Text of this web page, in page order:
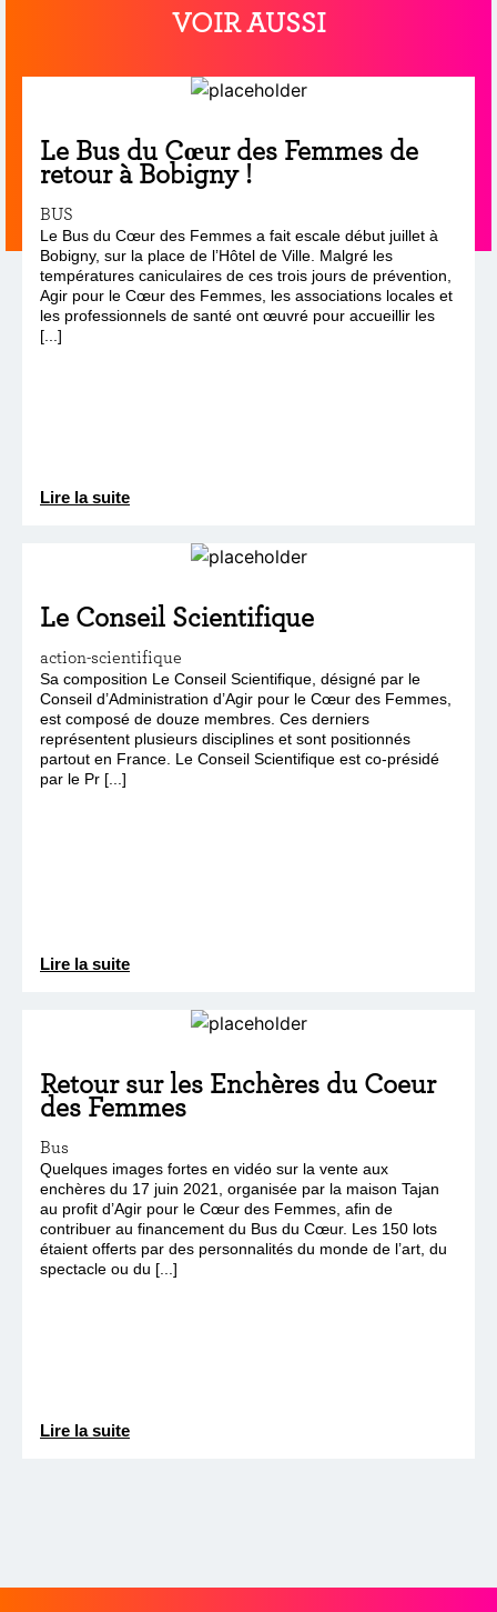
VOIR AUSSI
Le Bus du Cœur des Femmes de
retour à Bobigny !
BUS
Le Bus du Cœur des Femmes a fait escale début juillet à
Bobigny, sur la place de l’Hôtel de Ville. Malgré les
températures caniculaires de ces trois jours de prévention,
Agir pour le Cœur des Femmes, les associations locales et
les professionnels de santé ont œuvré pour accueillir les
[...]
Lire la suite
Le Conseil Scientifique
action-scientifique
Sa composition Le Conseil Scientifique, désigné par le
Conseil d’Administration d’Agir pour le Cœur des Femmes,
est composé de douze membres. Ces derniers
représentent plusieurs disciplines et sont positionnés
partout en France. Le Conseil Scientifique est co-présidé
par le Pr [...]
Lire la suite
Retour sur les Enchères du Coeur
des Femmes
Bus
Quelques images fortes en vidéo sur la vente aux
enchères du 17 juin 2021, organisée par la maison Tajan
au profit d’Agir pour le Cœur des Femmes, afin de
contribuer au financement du Bus du Cœur. Les 150 lots
étaient offerts par des personnalités du monde de l’art, du
spectacle ou du [...]
Lire la suite